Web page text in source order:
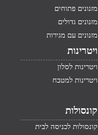
מזנונים פתוחים
מזנונים גדולים
מזנונים עם מגירות
ויטרינות
ויטרינות לסלון
ויטרינות למטבח
קונסולות
קונסולות לכניסה לבית